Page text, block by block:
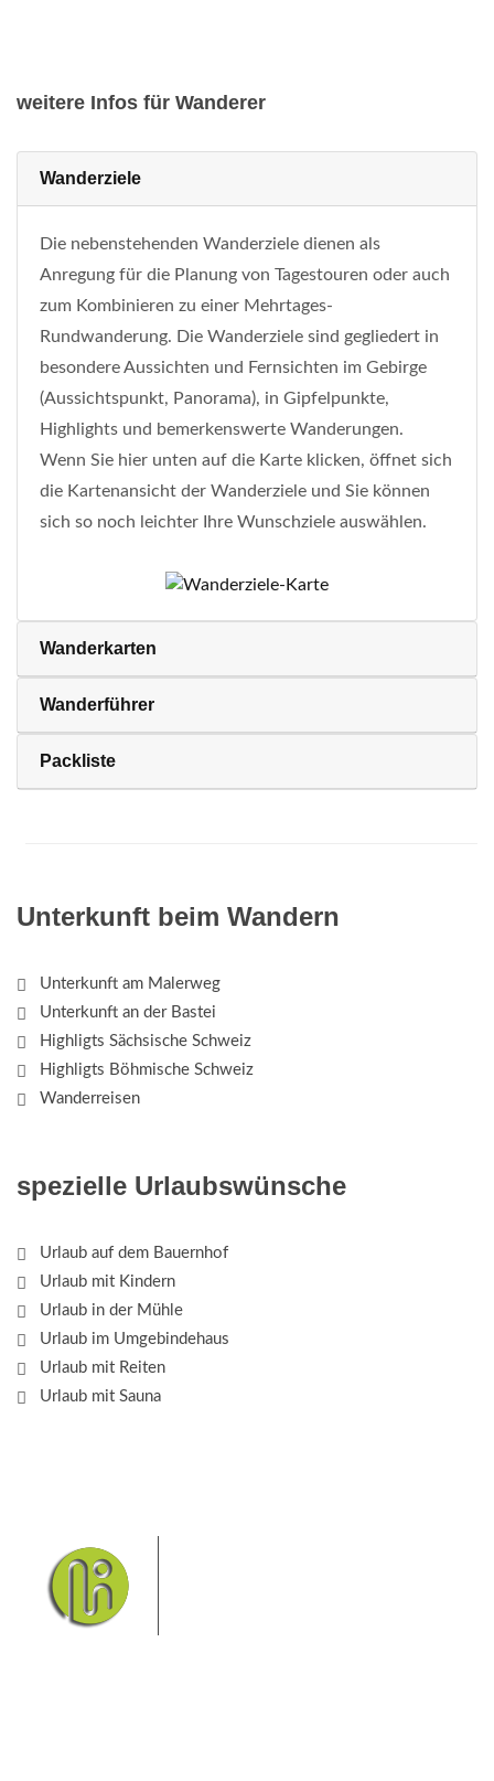
weitere Infos für Wanderer
Wanderziele
Die nebenstehenden Wanderziele dienen als
Anregung für die Planung von Tagestouren oder auch
zum Kombinieren zu einer Mehrtages-
Rundwanderung. Die Wanderziele sind gegliedert in
besondere Aussichten und Fernsichten im Gebirge
(Aussichtspunkt, Panorama), in Gipfelpunkte,
Highlights und bemerkenswerte Wanderungen.
Wenn Sie hier unten auf die Karte klicken, öffnet sich
die Kartenansicht der Wanderziele und Sie können
sich so noch leichter Ihre Wunschziele auswählen.
Wanderkarten
Wanderführer
Packliste
Unterkunft beim Wandern
Unterkunft am Malerweg
Unterkunft an der Bastei
Highligts Sächsische Schweiz
Highligts Böhmische Schweiz
Wanderreisen
spezielle Urlaubswünsche
Urlaub auf dem Bauernhof
Urlaub mit Kindern
Urlaub in der Mühle
Urlaub im Umgebindehaus
Urlaub mit Reiten
Urlaub mit Sauna